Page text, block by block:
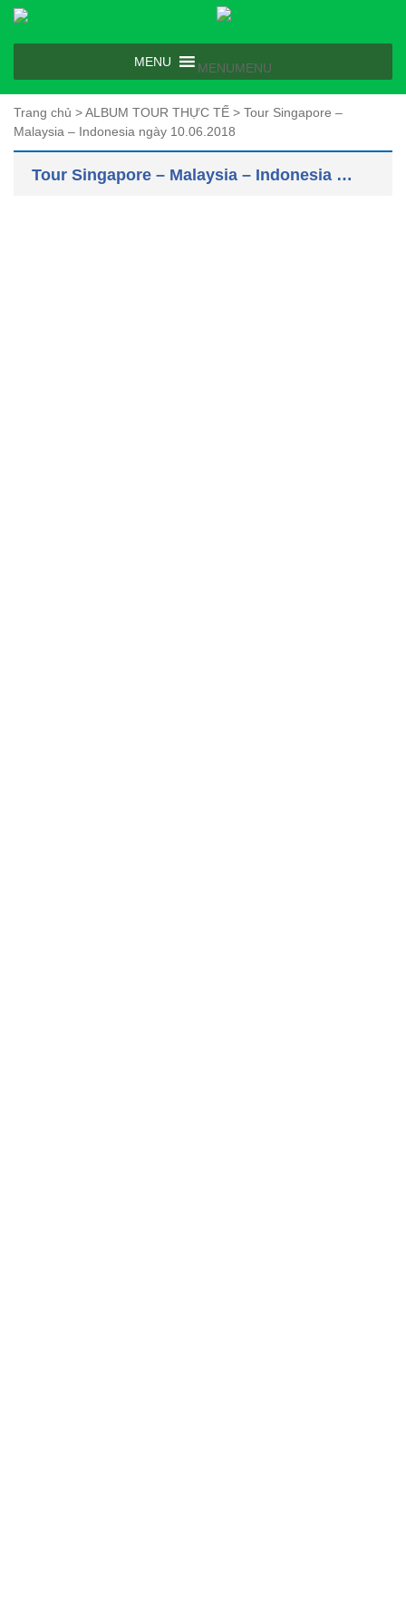
MENUMENU
Trang chủ >ALBUM TOUR THỰC TẾ > Tour Singapore –
Malaysia – Indonesia ngày 10.06.2018
Tour Singapore – Malaysia – Indonesia ngày 10.06.2018